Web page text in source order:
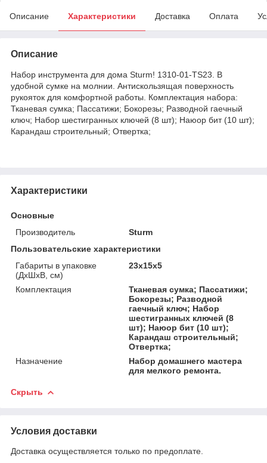
Описание Характеристики Доставка Оплата
Описание
Набор инструмента для дома Sturm! 1310-01-TS23. В
удобной сумке на молнии. Антискользящая поверхность
рукояток для комфортной работы. Комплектация набора:
Тканевая сумка; Пассатижи; Бокорезы; Разводной гаечный
ключ; Набор шестигранных ключей (8 шт); Наюор бит (10 шт);
Карандаш строительный; Отвертка;
Характеристики
Основные
Производитель
Sturm
Пользовательские характеристики
Габариты в упаковке
(ДхШхВ, см)
23x15x5
Комплектация
Тканевая сумка; Пассатижи;
Бокорезы; Разводной
гаечный ключ; Набор
шестигранных ключей (8
шт); Наюор бит (10 шт);
Карандаш строительный;
Отвертка;
Назначение
Набор домашнего мастера
для мелкого ремонта.
Скрыть
Условия доставки
Доставка осуществляется только по предоплате.